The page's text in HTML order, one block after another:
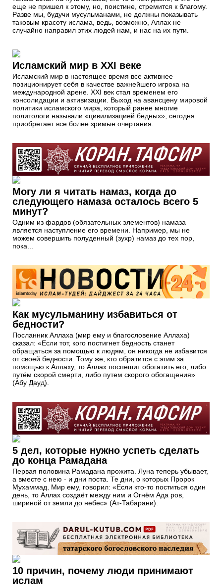
еще не пришел к этому, но, поистине, стремится к благому.
Разве мы, будучи мусульманами, не должны показывать
таковым красоту ислама, ведь, возможно, Аллах не
случайно направил этих людей нам, и нас на их пути.
Исламский мир в ХХI веке
Исламский мир в настоящее время все активнее
позиционирует себя в качестве важнейшего игрока на
международной арене. XXI век стал временем его
консолидации и активизации. Выход на авансцену мировой
политики исламского мира, который ранее многие
политологи называли «цивилизацией бедных», сегодня
приобретает все более зримые очертания.
Могу ли я читать намаз, когда до
следующего намаза осталось всего 5
минут?
Одним из фардов (обязательных элементов) намаза
является наступление его времени. Например, мы не
можем совершить полуденный (зухр) намаз до тех пор,
пока...
Как мусульманину избавиться от
бедности?
Посланник Аллаха (мир ему и благословение Аллаха)
сказал: «Если тот, кого постигнет бедность станет
обращаться за помощью к людям, он никогда не избавится
от своей бедности. Тому же, кто обратится с этим за
помощью к Аллаху, то Аллах поспешит обогатить его, либо
путём скорой смерти, либо путем скорого обогащения»
(Абу Дауд).
5 дел, которые нужно успеть сделать
до конца Рамадана
Первая половина Рамадана прожита. Луна теперь убывает,
а вместе с нею - и дни поста. Те дни, о которых Пророк
Мухаммад, Мир ему, говорил: «Если кто-то поститься один
день, то Аллах создаёт между ним и Огнём Ада ров,
шириной от земли до небес» (Ат-Табарани).
10 причин, почему люди принимают
ислам